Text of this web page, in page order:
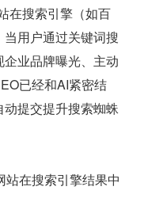
在搜索引擎（如百
用户通过关键词搜
业品牌曝光、主动
已经和AI紧密结
提交提升搜索蜘蛛
站在搜索引擎结果中